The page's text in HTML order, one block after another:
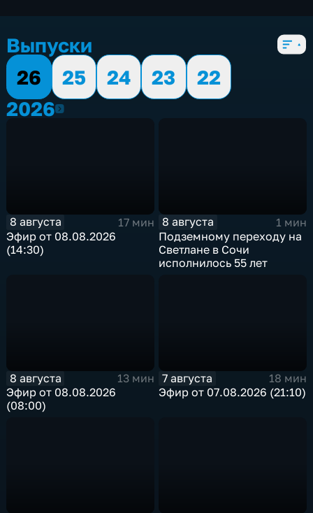
Выпуски
26
25 24 23
22
20262026
8 августа
17 мин
Эфир от 08.08.2026
(14:30)
8 августа
1 мин
Подземному переходу на
Светлане в Сочи
исполнилось 55 лет
8 августа
13 мин
Эфир от 08.08.2026
(08:00)
7 августа
18 мин
Эфир от 07.08.2026 (21:10)